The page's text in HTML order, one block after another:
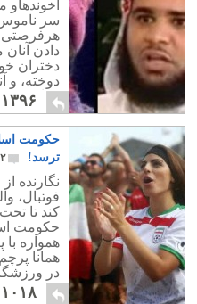
آخوندهاو
سر ناموس
هرفرصتی
دادن آنان
دختران
دوخته، و
قرار می
۱۳۹۶
حکومت
ترسد!
نگارنده
فوتبال،
کند تا
حکومت
همواره
همانا
در
۱۰۱۸